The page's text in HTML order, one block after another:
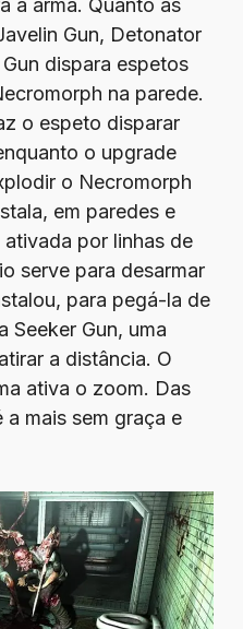
à arma. Quanto às
Gun, Detonator
dispara espetos
na parede.
o espeto disparar
o upgrade
o Necromorph
em paredes e
por linhas de
serve para desarmar
para pegá-la de
Seeker Gun, uma
a distância. O
ativa o zoom. Das
a mais sem graça e